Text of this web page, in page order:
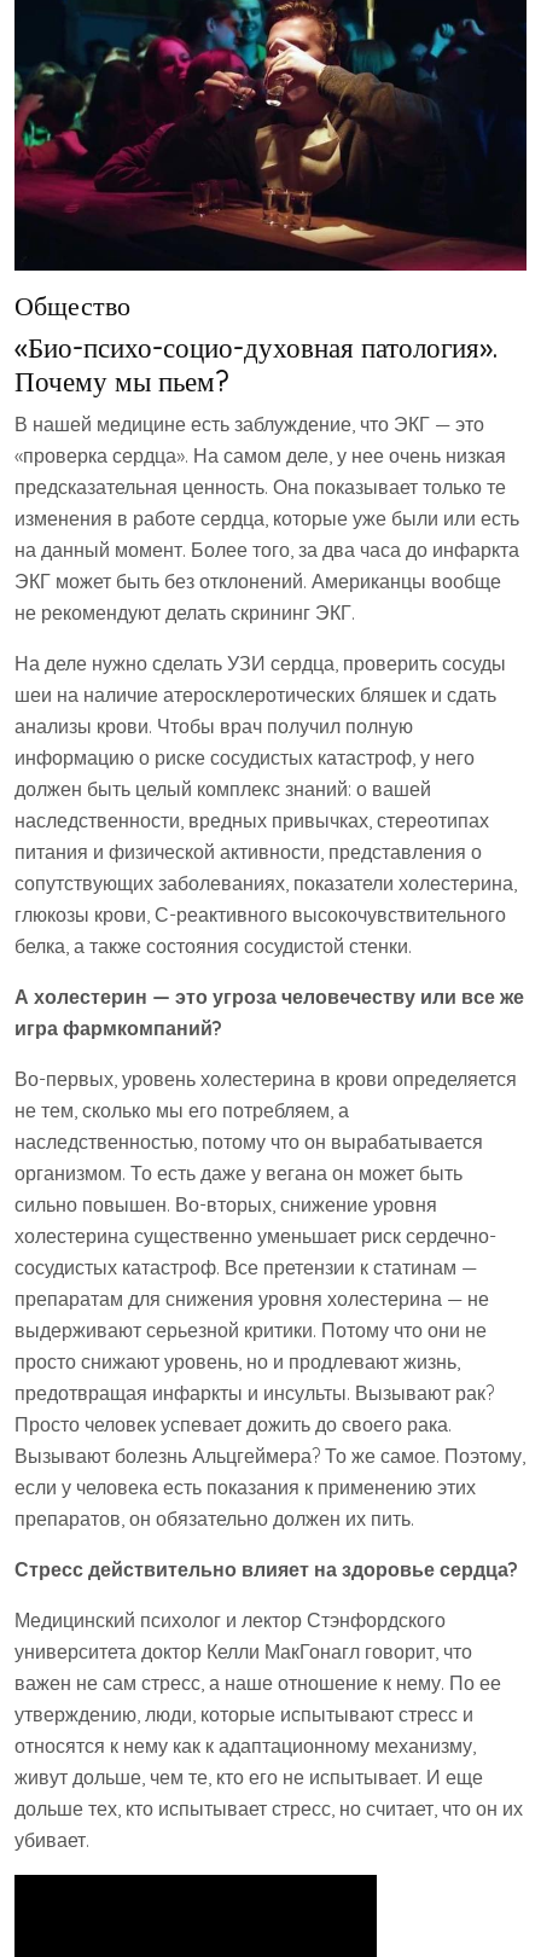
Общество
«Био-психо-социо-духовная патология».
Почему мы пьем?
В нашей медицине есть заблуждение, что ЭКГ — это
«проверка сердца». На самом деле, у нее очень низкая
предсказательная ценность. Она показывает только те
изменения в работе сердца, которые уже были или есть
на данный момент. Более того, за два часа до инфаркта
ЭКГ может быть без отклонений. Американцы вообще
не рекомендуют делать скрининг ЭКГ.
На деле нужно сделать УЗИ сердца, проверить сосуды
шеи на наличие атеросклеротических бляшек и сдать
анализы крови. Чтобы врач получил полную
информацию о риске сосудистых катастроф, у него
должен быть целый комплекс знаний: о вашей
наследственности, вредных привычках, стереотипах
питания и физической активности, представления о
сопутствующих заболеваниях, показатели холестерина,
глюкозы крови, С-реактивного высокочувствительного
белка, а также состояния сосудистой стенки.
А холестерин — это угроза человечеству или все же
игра фармкомпаний?
Во-первых, уровень холестерина в крови определяется
не тем, сколько мы его потребляем, а
наследственностью, потому что он вырабатывается
организмом. То есть даже у вегана он может быть
сильно повышен. Во-вторых, снижение уровня
холестерина существенно уменьшает риск сердечно-
сосудистых катастроф. Все претензии к статинам —
препаратам для снижения уровня холестерина — не
выдерживают серьезной критики. Потому что они не
просто снижают уровень, но и продлевают жизнь,
предотвращая инфаркты и инсульты. Вызывают рак?
Просто человек успевает дожить до своего рака.
Вызывают болезнь Альцгеймера? То же самое. Поэтому,
если у человека есть показания к применению этих
препаратов, он обязательно должен их пить.
Стресс действительно влияет на здоровье сердца?
Медицинский психолог и лектор Стэнфордского
университета доктор Келли МакГонагл говорит, что
важен не сам стресс, а наше отношение к нему. По ее
утверждению, люди, которые испытывают стресс и
относятся к нему как к адаптационному механизму,
живут дольше, чем те, кто его не испытывает. И еще
дольше тех, кто испытывает стресс, но считает, что он их
убивает.